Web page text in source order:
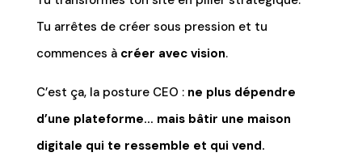
Tu arrêtes de créer sous pression et tu
commences à créer avec vision.
C’est ça, la posture CEO : ne plus dépendre
d’une plateforme… mais bâtir une maison
digitale qui te ressemble et qui vend.